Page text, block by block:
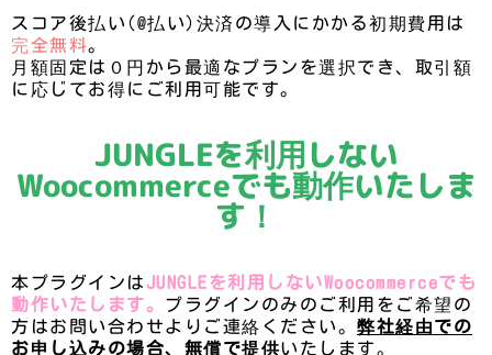
スコア後払い(@払い)決済の導入にかかる初期費用は
完全無料。
月額固定は０円から最適なプランを選択でき、取引額
に応じてお得にご利用可能です。
JUNGLEを利用しない
Woocommerceでも動作いたしま
す！
本プラグインはJUNGLEを利用しないWoocommerceでも
動作いたします。 プラグインのみのご利用をご希望の
方はお問い合わせよりご連絡ください。 弊社経由での
お申し込みの場合、無償で提供いたします。